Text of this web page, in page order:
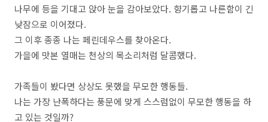
나무에 등을 기대고 앉아 눈을 감아보았다. 향기롭고 나른함이 긴
낮잠으로 이어졌다.
그 이후 종종 나는 페린데우스를 찾아온다.
가을에 맛본 열매는 천상의 목소리처럼 달콤했다.
가족들이 봤다면 상상도 못했을 무모한 행동들.
나는 가장 난폭하다는 풍문에 맞게 스스럼없이 무모한 행동을 하
고 있는 것일까?